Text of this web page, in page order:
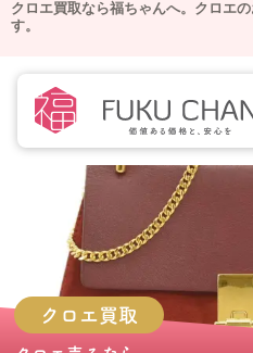
クロエ買取なら福ちゃんへ。 クロエ
す。
クロエ 買取